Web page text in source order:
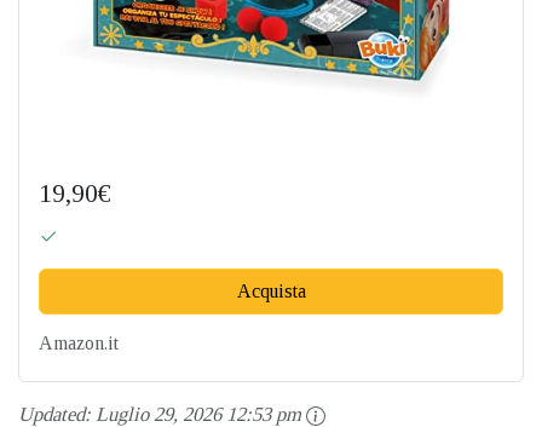
19,90€
Acquista
Amazon.it
Updated: Luglio 29, 2026 12:53 pm